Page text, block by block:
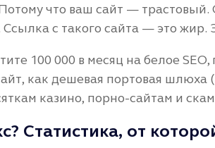
что ваш сайт — трастовый.
с такого сайта — это жир.
100 000 в месяц на белое
как дешевая портовая шлюха
казино, порно-сайтам и
Статистика, от